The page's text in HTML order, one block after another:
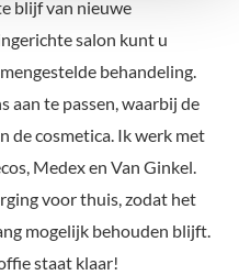
blijf van nieuwe
salon kunt u
behandeling.
aan te passen, waarbij de
de cosmetica. Ik werk met
Medex en Van Ginkel.
voor thuis, zodat het
mogelijk behouden blijft.
staat klaar!